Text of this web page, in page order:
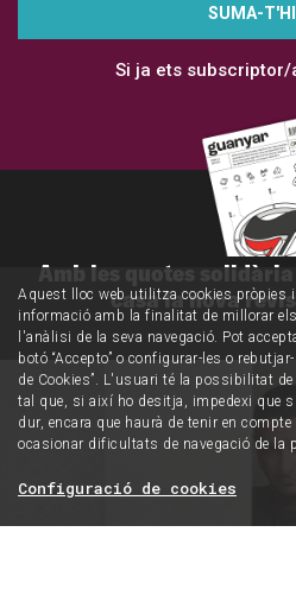
SUMA-
Si ja ets subscriptor/
Amb les quotes
casa la nova
Aquest lloc web utilitza cookies pròpies
informació amb la finalitat de millorar
l'anàlisi de la seva navegació. Pot
botó “Accepto” o configurar-les o
de Cookies”. L'usuari té la possibilitat
tal que, si així ho desitja, impedexi que
dur, encara que haurà de tenir en
ocasionar dificultats de navegació de la
Configuració de cookies